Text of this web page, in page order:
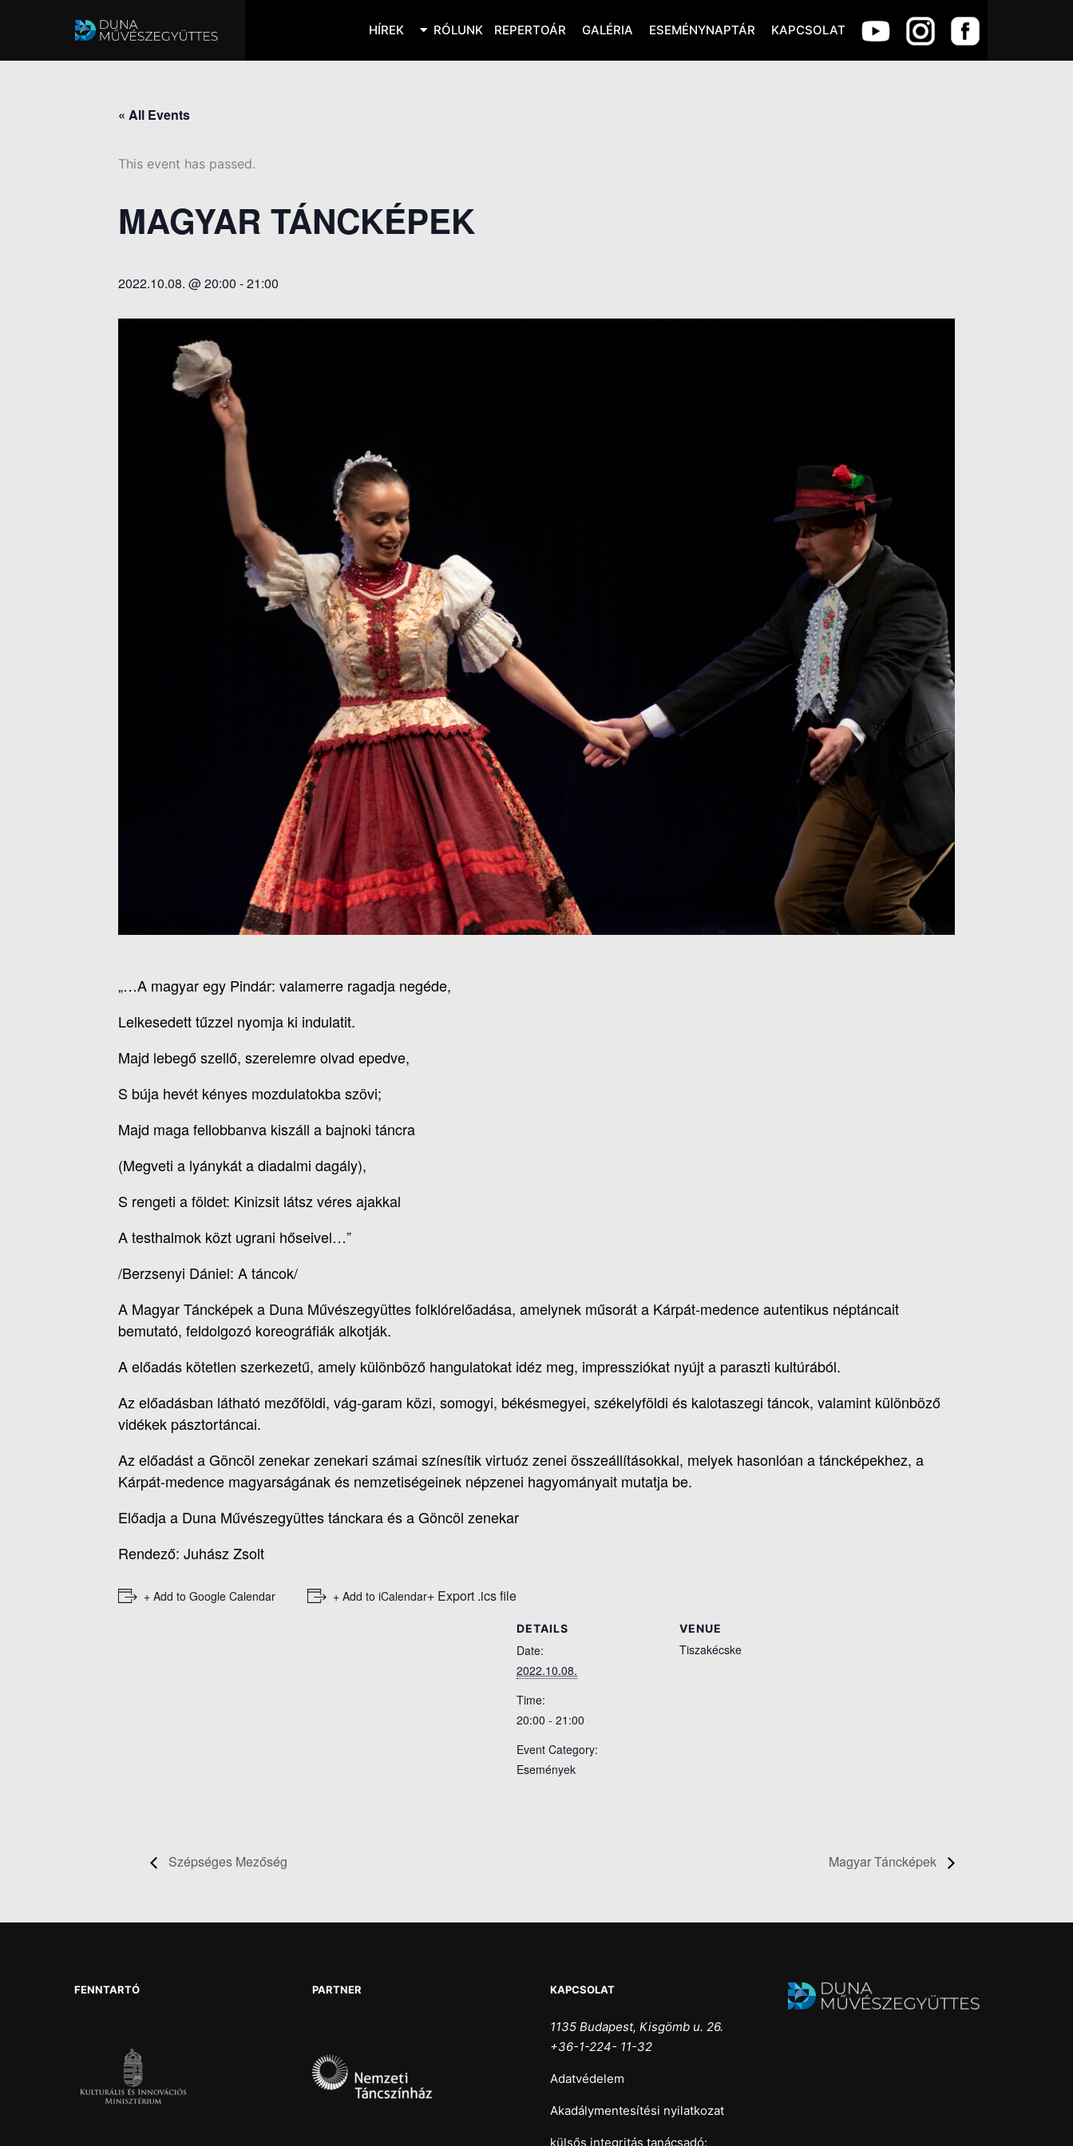
HÍREK RÓLUNK REPERTOÁR GALÉRIA ESEMÉNYNAPTÁR KAPCSOLAT
« All Events
This event has passed.
MAGYAR TÁNCKÉPEK
2022.10.08. @ 20:00 -21:00
„…A magyar egy Pindár: valamerre ragadja negéde,
Lelkesedett tűzzel nyomja ki indulatit.
Majd lebegő szellő, szerelemre olvad epedve,
S búja hevét kényes mozdulatokba szövi;
Majd maga fellobbanva kiszáll a bajnoki táncra
(Megveti a lyánykát a diadalmi dagály),
S rengeti a földet: Kinizsit látsz véres ajakkal
A testhalmok közt ugrani hőseivel…”
/Berzsenyi Dániel: A táncok/
A Magyar Táncképek a Duna Művészegyüttes folklórelőadása, amelynek műsorát a Kárpát-medence autentikus néptáncait
bemutató, feldolgozó koreográfiák alkotják.
A előadás kötetlen szerkezetű, amely különböző hangulatokat idéz meg, impressziókat nyújt a paraszti kultúrából.
Az előadásban látható mezőföldi, vág-garam közi, somogyi, békésmegyei, székelyföldi és kalotaszegi táncok, valamint különböző
vidékek pásztortáncai.
Az előadást a Göncöl zenekar zenekari számai színesítik virtuóz zenei összeállításokkal, melyek hasonlóan a táncképekhez, a
Kárpát-medence magyarságának és nemzetiségeinek népzenei hagyományait mutatja be.
Előadja a Duna Művészegyüttes tánckara és a Göncöl zenekar
Rendező: Juhász Zsolt
+ Add to Google Calendar + Add to iCalendar+ Export .ics file
DETAILS
Date:
2022.10.08.
Time:
20:00 - 21:00
Event Category:
Események
VENUE
Tiszakécske
Szépséges Mezőség Magyar Táncképek
FENNTARTÓ PARTNER KAPCSOLAT
1135 Budapest, Kisgömb u. 26.
+36-1-224- 11-32
Adatvédelem
Akadálymentesítési nyilatkozat
külsős integritás tanácsadó: